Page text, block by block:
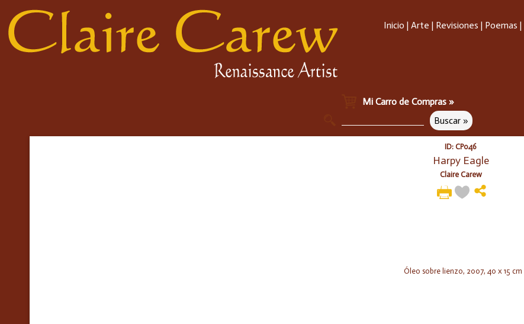
Inicio | Arte | Revisiones | Poemas |
Mi Carro de Compras »
ID: CP046
Harpy Eagle
Claire Carew
Óleo sobre lienzo, 2007, 40 x 15 cm